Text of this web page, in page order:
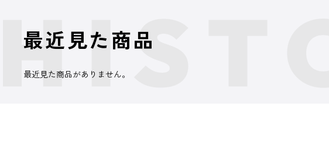
最近見た商品
最近見た商品がありません。